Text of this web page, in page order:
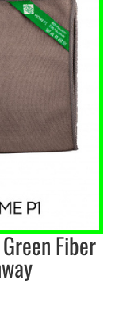
Fiber